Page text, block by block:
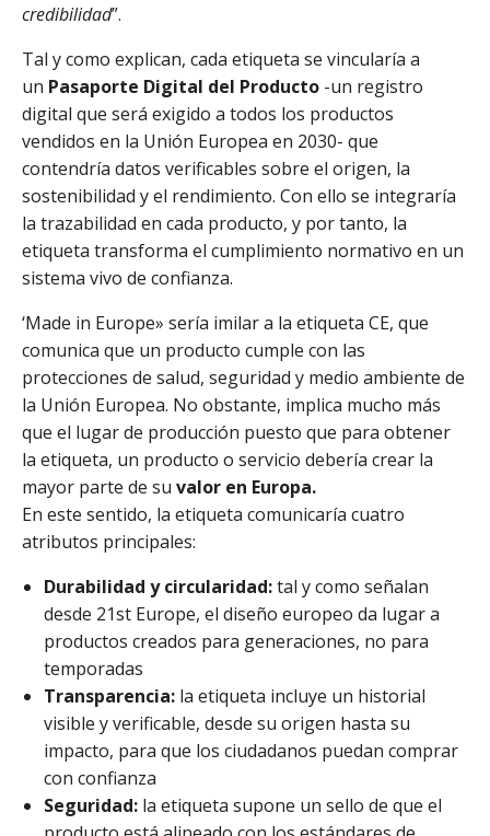
credibilidad”.
Tal y como explican, cada etiqueta se vincularía a
un Pasaporte Digital del Producto -un registro
digital que será exigido a todos los productos
vendidos en la Unión Europea en 2030- que
contendría datos verificables sobre el origen, la
sostenibilidad y el rendimiento. Con ello se integraría
la trazabilidad en cada producto, y por tanto, la
etiqueta transforma el cumplimiento normativo en un
sistema vivo de confianza.
‘Made in Europe» sería imilar a la etiqueta CE, que
comunica que un producto cumple con las
protecciones de salud, seguridad y medio ambiente de
la Unión Europea. No obstante, implica mucho más
que el lugar de producción puesto que para obtener
la etiqueta, un producto o servicio debería crear la
mayor parte de su valor en Europa.
En este sentido, la etiqueta comunicaría cuatro
atributos principales:
Durabilidad y circularidad:tal y como señalan
desde 21st Europe, el diseño europeo da lugar a
productos creados para generaciones, no para
temporadas
Transparencia: la etiqueta incluye un historial
visible y verificable, desde su origen hasta su
impacto, para que los ciudadanos puedan comprar
con confianza
Seguridad: la etiqueta supone un sello de que el